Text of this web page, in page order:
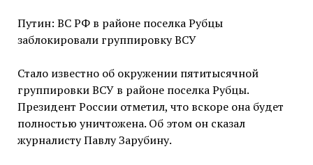
Путин: ВС РФ в районе поселка Рубцы
заблокировали группировку ВСУ
Стало известно об окружении пятитысячной
группировки ВСУ в районе поселка Рубцы.
Президент России отметил, что вскоре она будет
полностью уничтожена. Об этом он сказал
журналисту Павлу Зарубину.